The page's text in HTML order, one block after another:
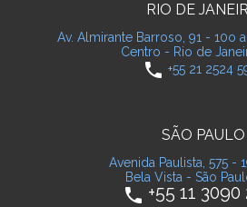
RIO DE
Av. Almirante Barroso, 91 - 10o
Centro - Rio de
phone +55 21 2524
SÃO PAULO
Avenida Paulista, 575 -
Bela Vista - São
phone +55 11 3090